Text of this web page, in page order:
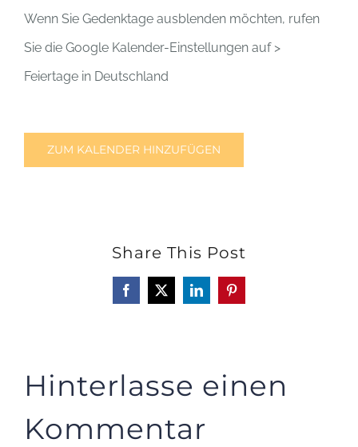
Wenn Sie Gedenktage ausblenden möchten, rufen
Sie die Google Kalender-Einstellungen auf >
Feiertage in Deutschland
ZUM KALENDER HINZUFÜGEN
Share This Post
Facebook
X LinkedInPinterest
Hinterlasse einen
Kommentar